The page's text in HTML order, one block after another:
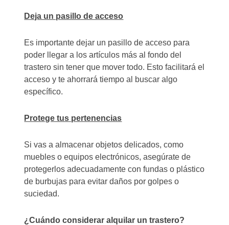
Deja un pasillo de acceso
Es importante dejar un pasillo de acceso para
poder llegar a los artículos más al fondo del
trastero sin tener que mover todo. Esto facilitará el
acceso y te ahorrará tiempo al buscar algo
específico.
Protege tus pertenencias
Si vas a almacenar objetos delicados, como
muebles o equipos electrónicos, asegúrate de
protegerlos adecuadamente con fundas o plástico
de burbujas para evitar daños por golpes o
suciedad.
¿Cuándo considerar alquilar un trastero?